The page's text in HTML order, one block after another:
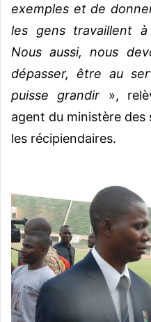
exemples et de
les gens travaillent
Nous aussi, nous
dépasser, être au
puisse grandir »,
agent du ministère
les récipiendaires.